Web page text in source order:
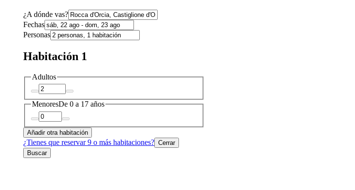
¿A dónde vas?
Fechas
Personas
Habitación 1
Adultos
MenoresDe 0 a 17 años
Añadir otra habitación
¿Tienes que reservar 9 o más habitaciones? Cerrar
Buscar